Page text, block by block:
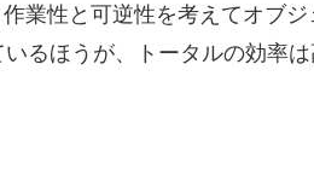
業性と可逆性を考えてオブ
るほうが、トータルの効